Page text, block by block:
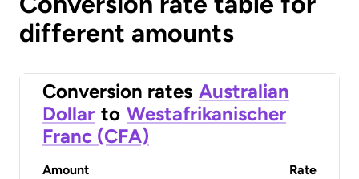
different amounts
Conversion rates Australian
Dollar to Westafrikanischer
Franc (CFA)
Amount Rate